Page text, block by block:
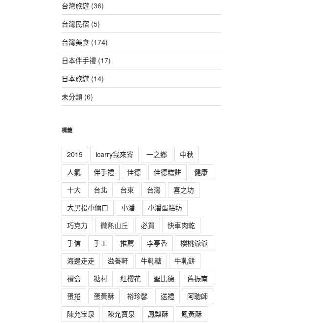
台灣旅遊(36)
台灣民宿 (5)
台灣美食(174)
日本伴手禮(17)
日本旅遊(14)
未分類(6)
標籤
2019 icarry我來寄 一之鄉
中秋
人氣
伴手禮 佳德 佳德糕餅
健康
十大
台北 台東 台灣
喜之坊
大黑松小倆口
小潘
小潘蛋糕坊
巧克力
微熱山丘 必買
快車肉乾
手信
手工 推薦 李亭香
櫻桃爺爺
海邊走走
滋養軒 牛軋糖
牛軋餅
禮盒
糖村 紅櫻花 聖比德
舊振南
蛋捲
蛋黃酥 裕珍馨 送禮
阿聰師
陳允宝泉
陳允寶泉 鳳梨酥
鳳黃酥